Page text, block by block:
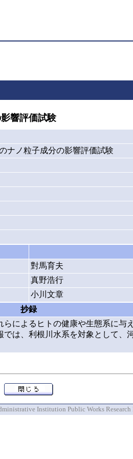
響評価試験
ナノ粒子成分の影響評価試験
對馬育夫
真野浩行
小川文章
抄録
によるヒトの健康や生態系に
は、利根川水系を対象として
Institution Public Works Research